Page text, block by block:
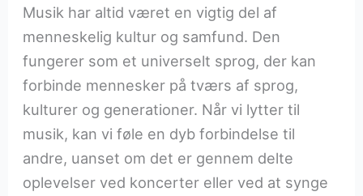
Musik har altid været en vigtig del af
menneskelig kultur og samfund. Den
fungerer som et universelt sprog, der kan
forbinde mennesker på tværs af sprog,
kulturer og generationer. Når vi lytter til
musik, kan vi føle en dyb forbindelse til
andre, uanset om det er gennem delte
oplevelser ved koncerter eller ved at synge